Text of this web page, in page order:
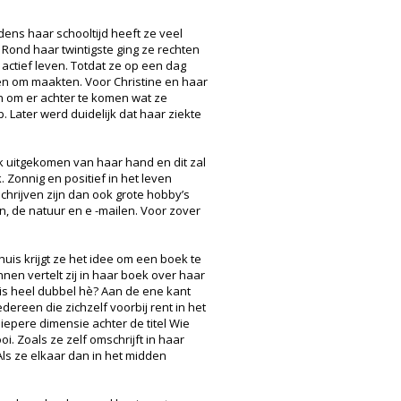
haar schooltijd heeft ze veel
haar twintigste ging ze rechten
leven. Totdat ze op een dag
om maakten. Voor Christine en haar
er achter te komen wat ze
Later werd duidelijk dat haar ziekte
uitgekomen van haar hand en dit zal
Zonnig en positief in het leven
zijn dan ook grote hobby’s
de natuur en e -mailen. Voor zover
krijgt ze het idee om een boek te
vertelt zij in haar boek over haar
heel dubbel hè? Aan de ene kant
die zichzelf voorbij rent in het
dimensie achter de titel Wie
Zoals ze zelf omschrijft in haar
ze elkaar dan in het midden